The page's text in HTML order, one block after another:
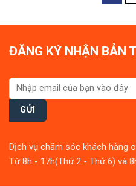
ĐĂNG KÝ NHẬN BẢN
Dịch vụ chăm sóc khách hàng
Từ 8h - 17h(Thứ 2 - Thứ 6) và